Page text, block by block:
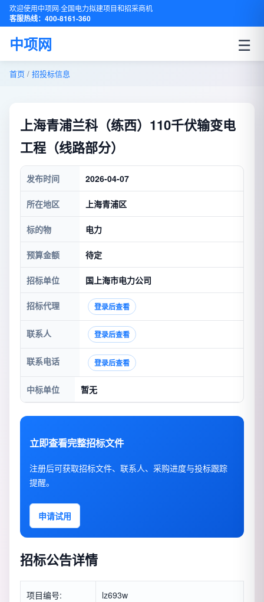
欢迎使用中项网·全国电力拟建项目和招采商机
客服热线：400-8161-360
中项网 ☰
首页 / 招投标信息
上海青浦兰科（练西）110千伏输变电
工程（线路部分）
发布时间 2026-04-07
所在地区 上海青浦区
标的物 电力
预算金额 待定
招标单位 国上海市电力公司
招标代理 登录后查看
联系人 登录后查看
联系电话 登录后查看
中标单位 暂无
立即查看完整招标文件
注册后可获取招标文件、联系人、采购进度与投标跟踪
提醒。
申请试用
招标公告详情
项目编号: lz693w